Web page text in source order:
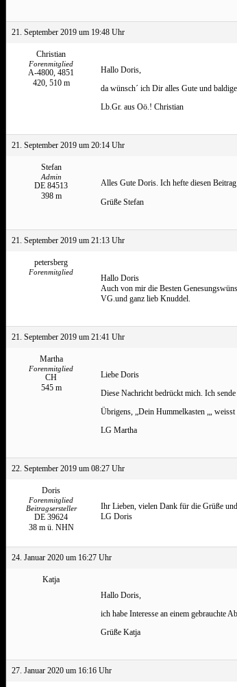
21. September 2019 um 19:48 Uhr
Christian
Forenmitglied
A-4800, 4851
420, 510 m
Hallo Doris,
da wünsch´ ich Dir alles Gute und
Lb.Gr. aus Oö.! Christian
21. September 2019 um 20:14 Uhr
Stefan
Admin
DE 84513
398 m
Alles Gute Doris. Ich hefte diesen
Grüße Stefan
21. September 2019 um 21:13 Uhr
petersberg
Forenmitglied
Hallo Doris
Auch von mir die Besten
VG.und ganz lieb Knuddel.
21. September 2019 um 21:41 Uhr
Martha
Forenmitglied
CH
545 m
Liebe Doris
Diese Nachricht bedrückt mich. Ich
Übrigens, „Dein Hummelkasten „,
LG Martha
22. September 2019 um 08:27 Uhr
Doris
Forenmitglied
Beitragsersteller
DE 39624
38 m ü. NHN
Ihr Lieben, vielen Dank für die Grüße
LG Doris
24. Januar 2020 um 16:27 Uhr
Katja
Hallo Doris,
ich habe Interesse an einem gebrauchte
Grüße Katja
27. Januar 2020 um 16:16 Uhr